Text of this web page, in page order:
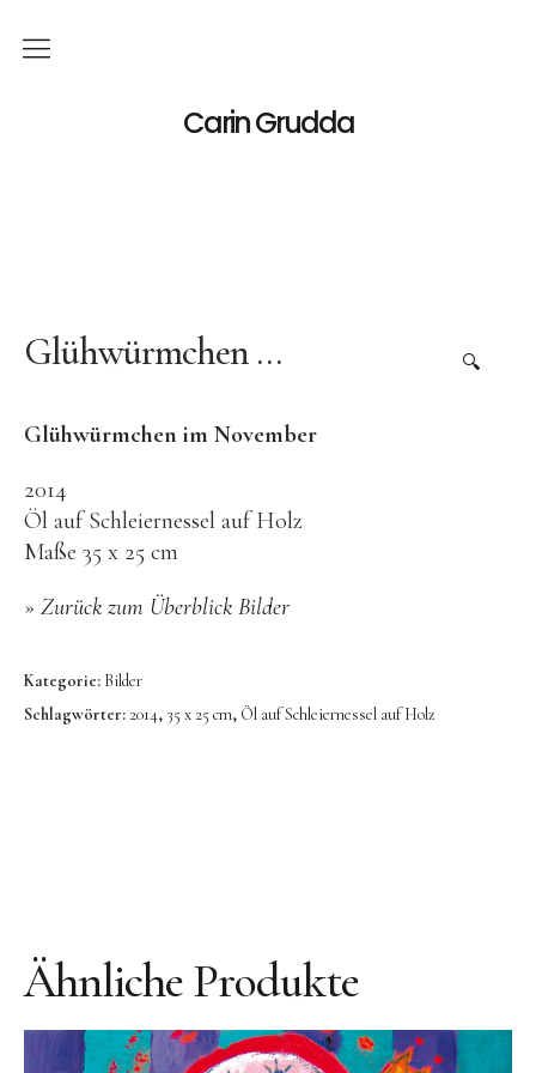
Carin Grudda
Deutsch
Ausstellungen
Gruppenausstellungen
Großbronze
Grafik
Texte zum Werk
Public Works
🔍
Glühwürmchen …
Glühwürmchen im November
2014
Öl auf Schleiernessel auf Holz
Maße 35 x 25 cm
» Zurück zum Überblick Bilder
Kategorie: Bilder
Schlagwörter: 2014, 35 x 25 cm, Öl auf Schleiernessel auf Holz
Ähnliche Produkte